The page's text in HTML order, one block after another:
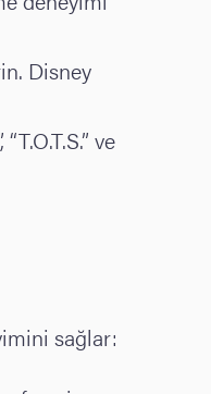
Disney
ve
sağlar: